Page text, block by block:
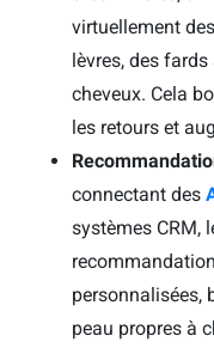
virtuellement
lèvres, des
cheveux. Cela
les retours et
connectant des
systèmes CRM,
personnalisées,
peau propres à